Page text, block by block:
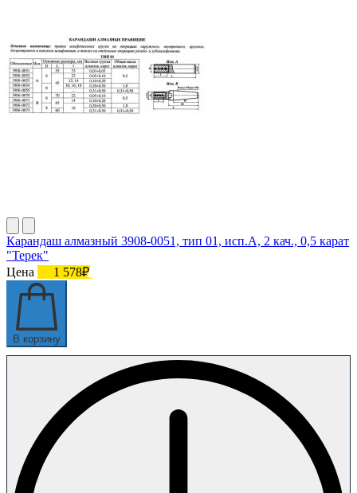
Карандаш алмазный 3908-0051, тип 01, исп.А, 2 кач., 0,5 карат
"Терек"
Цена
1 578₽
В корзину